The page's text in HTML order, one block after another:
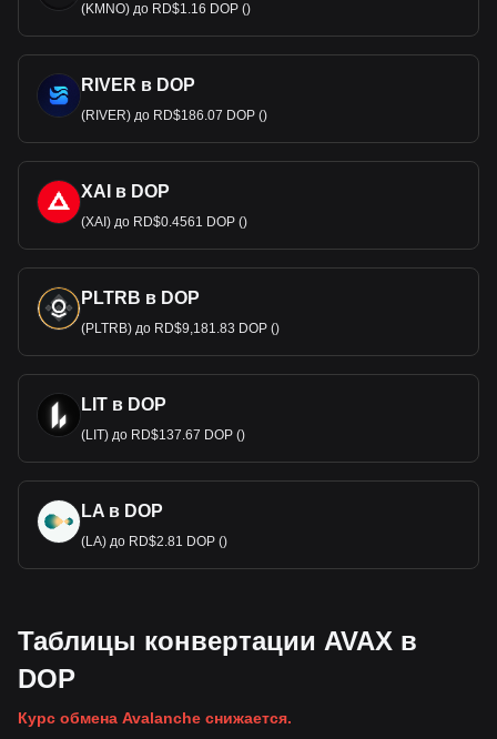
(KMNO) до RD$1.16 DOP ()
RIVER в DOP
(RIVER) до RD$186.07 DOP ()
XAI в DOP
(XAI) до RD$0.4561 DOP ()
PLTRB в DOP
(PLTRB) до RD$9,181.83 DOP ()
LIT в DOP
(LIT) до RD$137.67 DOP ()
LA в DOP
(LA) до RD$2.81 DOP ()
Таблицы конвертации AVAX в
DOP
Курс обмена Avalanche снижается.